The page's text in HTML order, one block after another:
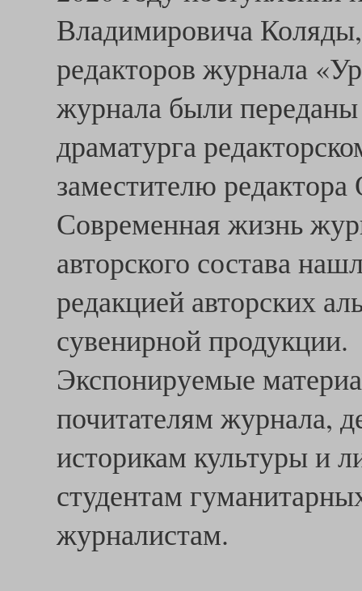
Владимировича
редакторов журнала
журнала были
драматурга
заместителю
Современная жизнь
авторского состава
редакцией авторских
сувенирной продукции.
Экспонируемые
почитателям журнала,
историкам культуры и
студентам
журналистам.